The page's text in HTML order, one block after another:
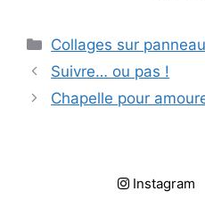
Catégories
Collages sur
Suivre… ou pas !
Chapelle pour
Instagram